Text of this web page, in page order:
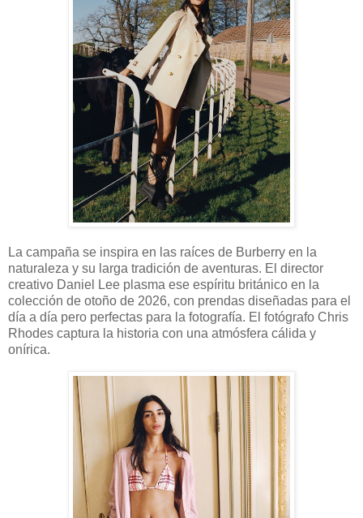
La campaña se inspira en las raíces de Burberry en la
naturaleza y su larga tradición de aventuras. El director
creativo Daniel Lee plasma ese espíritu británico en la
colección de otoño de 2026, con prendas diseñadas para el
día a día pero perfectas para la fotografía. El fotógrafo Chris
Rhodes captura la historia con una atmósfera cálida y
onírica.